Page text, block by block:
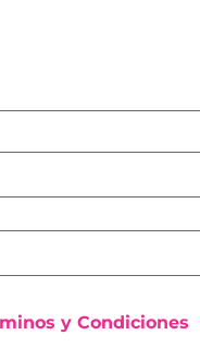
y Condiciones